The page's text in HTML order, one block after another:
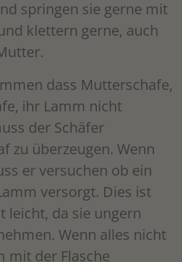
springen sie gerne mit
klettern gerne, auch
dass Mutterschafe,
ihr Lamm nicht
der Schäfer
zu überzeugen. Wenn
er versuchen ob ein
versorgt. Dies ist
leicht, da sie ungern
Wenn alles nicht
mit der Flasche